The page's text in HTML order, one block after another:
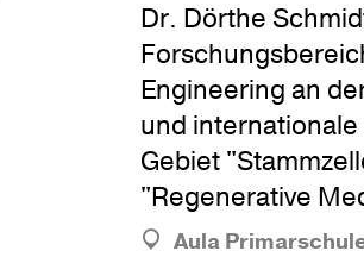
Dr. Dörthe
Engineering an
und
Gebiet
"Regenerative
Aula